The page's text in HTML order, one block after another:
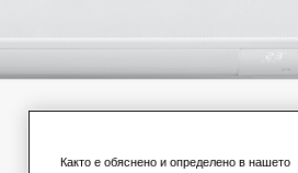
Както е обяснено и определено в нашето